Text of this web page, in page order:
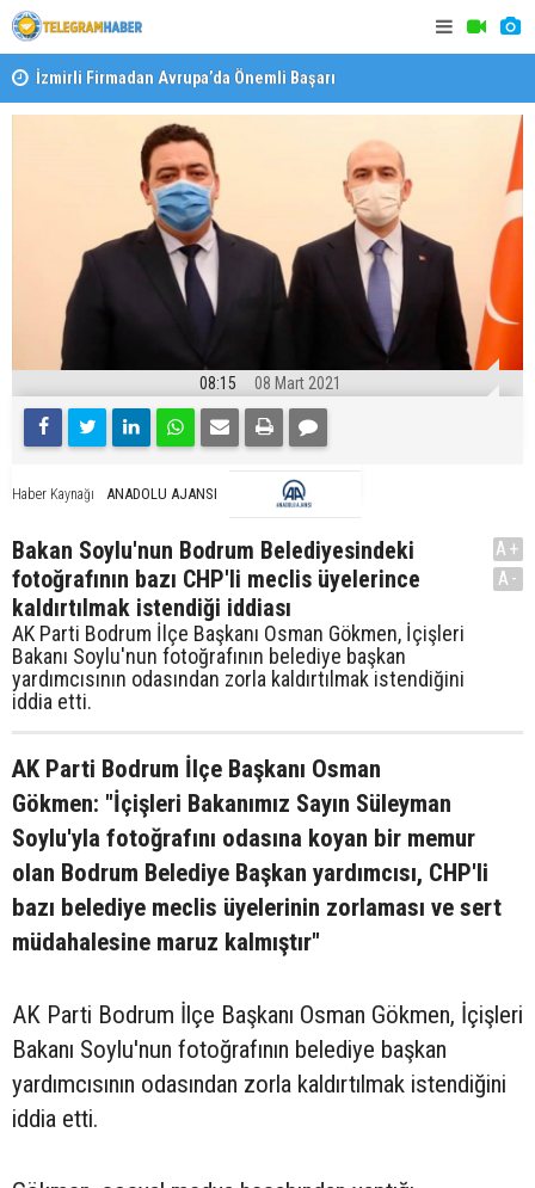
İzmirli Firmadan Avrupa’da Önemli Başarı
Devlet
08:15 08 Mart 2021
Haber Kaynağı ANADOLU AJANSI
Bakan Soylu'nun Bodrum Belediyesindeki
fotoğrafının bazı CHP'li meclis üyelerince
kaldırtılmak istendiği iddiası
AK Parti Bodrum İlçe Başkanı Osman Gökmen, İçişleri
Bakanı Soylu'nun fotoğrafının belediye başkan
yardımcısının odasından zorla kaldırtılmak istendiğini
iddia etti.
A+
A-
AK Parti Bodrum İlçe Başkanı Osman
Gökmen: "İçişleri Bakanımız Sayın Süleyman
Soylu'yla fotoğrafını odasına koyan bir memur
olan Bodrum Belediye Başkan yardımcısı, CHP'li
bazı belediye meclis üyelerinin zorlaması ve sert
müdahalesine maruz kalmıştır"
AK Parti Bodrum İlçe Başkanı Osman Gökmen, İçişleri
Bakanı Soylu'nun fotoğrafının belediye başkan
yardımcısının odasından zorla kaldırtılmak istendiğini
iddia etti.